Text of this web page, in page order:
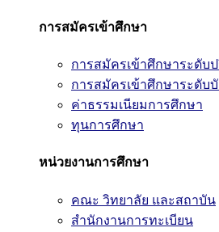
การสมัครเข้าศึกษา
การสมัครเข้าศึกษาระดั
การสมัครเข้าศึกษาระดั
ค่าธรรมเนียมการศึกษา
ทุนการศึกษา
หน่วยงานการศึกษา
คณะ วิทยาลัย และสถาบัน
สำนักงานการทะเบียน